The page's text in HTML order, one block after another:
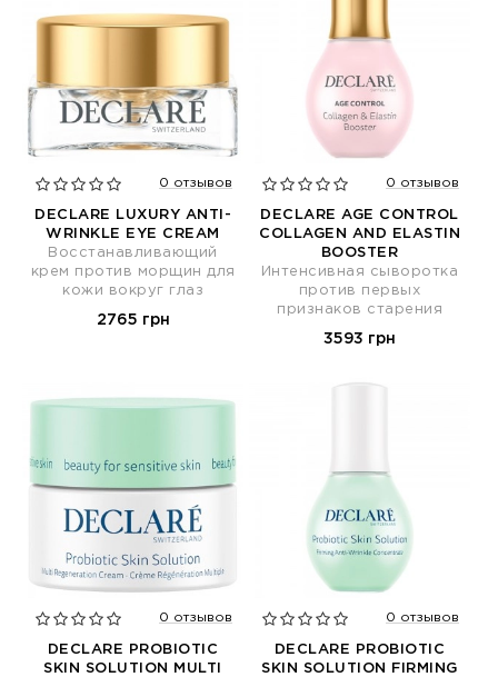
0 отзывов
DECLARE LUXURY ANTI-
WRINKLE EYE CREAM
Восстанавливающий
крем против морщин для
кожи вокруг глаз
2765 грн
0 отзывов
DECLARE AGE CONTROL
COLLAGEN AND ELASTIN
BOOSTER
Интенсивная сыворотка
против первых
признаков старения
3593 грн
0 отзывов
DECLARE PROBIOTIC
SKIN SOLUTION MULTI
0 отзывов
DECLARE PROBIOTIC
SKIN SOLUTION FIRMING